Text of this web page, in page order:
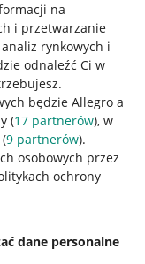
na
i przetwarzanie
rynkowych i
odnaleźć Ci w
będzie Allegro a
(17 partnerów), w
9 partnerów).
osobowych przez
ochrony
dane personalne